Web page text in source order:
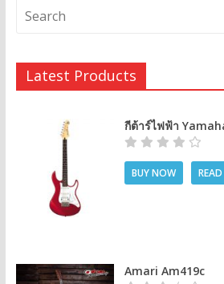
Latest Products
กีต้าร์ไฟฟ้า
BUY NOW READ
Amari Am419c